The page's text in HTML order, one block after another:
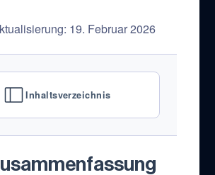
19. Februar 2026
Inhaltsverzeichnis